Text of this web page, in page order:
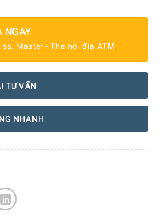
NGAY
Master - Thẻ nội địa ATM
TƯ VẤN
NHANH